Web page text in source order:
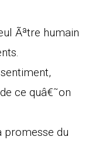
Ãªtre humain
ce quâ€˜on
promesse du